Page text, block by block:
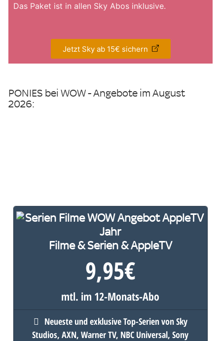
Das Paket ist in allen Sky Abos inklusive.
Jetzt Sky ab 15€ sichern
PONIES bei WOW - Angebote im August
2026:
Filme & Serien & AppleTV
9,95€
mtl. im 12-Monats-Abo
Neueste und exklusive Top-Serien von Sky
Studios, AXN, Warner TV, NBC Universal, Sony